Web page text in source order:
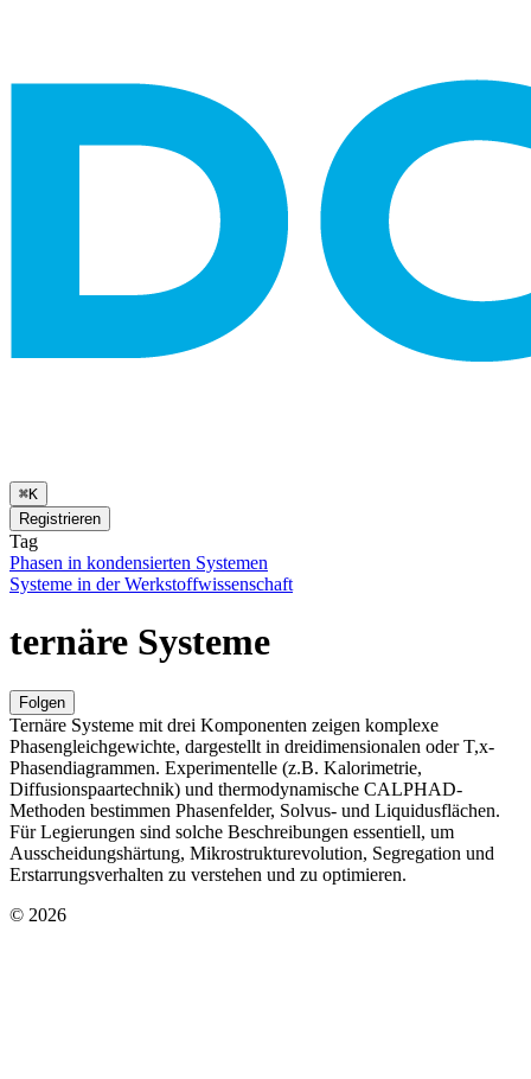
⌘K
Registrieren
Tag
Phasen in kondensierten Systemen
Systeme in der Werkstoffwissenschaft
ternäre Systeme
Folgen
Ternäre Systeme mit drei Komponenten zeigen komplexe
Phasengleichgewichte, dargestellt in dreidimensionalen oder T,x-
Phasendiagrammen. Experimentelle (z.B. Kalorimetrie,
Diffusionspaartechnik) und thermodynamische CALPHAD-
Methoden bestimmen Phasenfelder, Solvus- und Liquidusflächen.
Für Legierungen sind solche Beschreibungen essentiell, um
Ausscheidungshärtung, Mikrostrukturevolution, Segregation und
Erstarrungsverhalten zu verstehen und zu optimieren.
© 2026